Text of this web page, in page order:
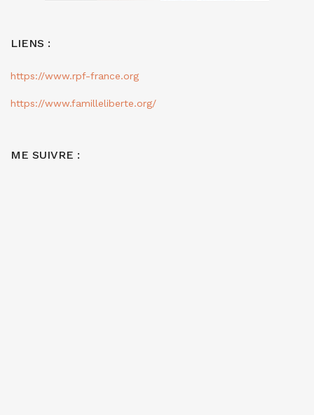
LIENS :
https://www.rpf-france.org
https://www.familleliberte.org/
ME SUIVRE :